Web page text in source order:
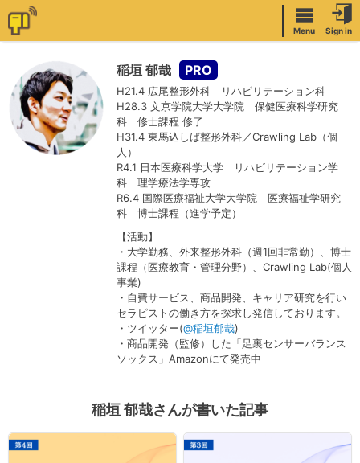
Menu Sign in
稲垣 郁哉
H21.4 広尾整形外科 リハビリテーション科
H28.3 文京学院大学大学院 保健医療科学研究
科 修士課程 修了
H31.4 東馬込しば整形外科／Crawling Lab（個
人）
R4.1 日本医療科学大学 リハビリテーション学
科 理学療法学専攻
R6.4 国際医療福祉大学大学院 医療福祉学研究
科 博士課程（進学予定）
【活動】
・大学勤務、外来整形外科（週1回非常勤）、博士
課程（医療教育・管理分野）、Crawling Lab(個人
事業)
・自費サービス、商品開発、キャリア研究を行い
セラピストの働き方を探求し発信しております。
・ツイッター(@稲垣郁哉)
・商品開発（監修）した「足裏センサーバランス
ソックス」Amazonにて発売中
稲垣 郁哉さんが書いた記事